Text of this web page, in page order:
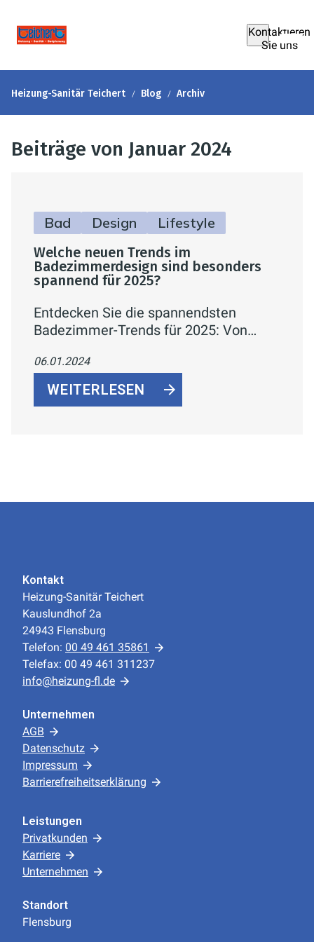
Kontaktieren
Sie uns
Heizung-Sanitär Teichert Blog Archiv
Beiträge von Januar 2024
Bad Design Lifestyle
Welche neuen Trends im
Badezimmerdesign sind besonders
spannend für 2025?
Entdecken Sie die spannendsten
Badezimmer-Trends für 2025: Von
Home-Technologien bis hin zu
Wellness-Oasen. Gestalten Sie Ihr
Traumbad der Zukunft!
06.01.2024
WEITERLESEN
Kontakt
Heizung-Sanitär Teichert
Kauslundhof 2a
24943 Flensburg
Telefon: 00 49 461 35861
Telefax: 00 49 461 311237
info@heizung-fl.de
Unternehmen
AGB
Datenschutz
Impressum
Barrierefreiheitserklärung
Leistungen
Privatkunden
Karriere
Unternehmen
Standort
Flensburg